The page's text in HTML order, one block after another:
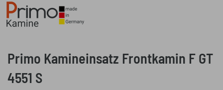
Primo Kamineinsatz Frontkamin F GT
4551 S